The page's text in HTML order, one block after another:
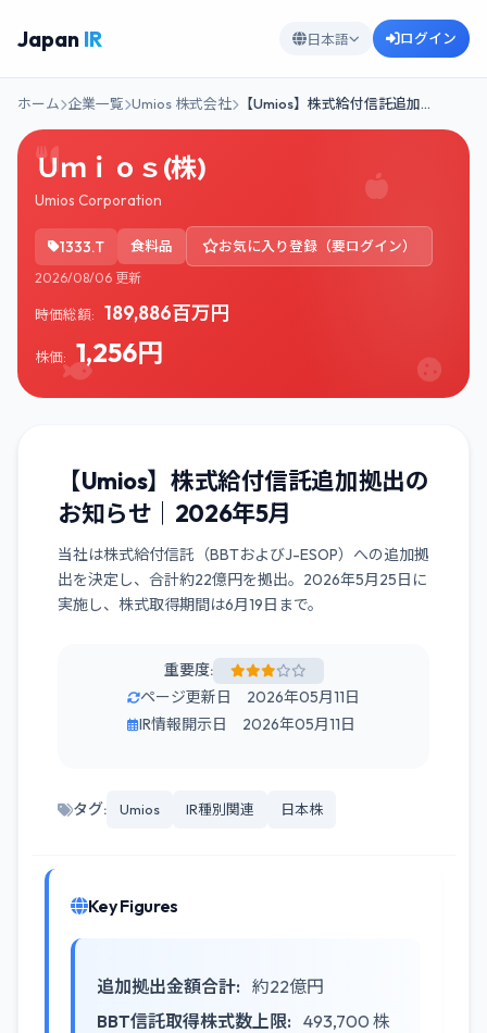
Japan IR 日本語 ログイン
ホーム 企業一覧 Umios 株式会社 【Umios】株式給付信託追加…
Ｕｍｉｏｓ(株)
Umios Corporation
1333.T 食料品 お気に入り登録（要ログイン）
2026/08/06 更新
時価総額: 189,886百万円
株価: 1,256円
【Umios】株式給付信託追加拠出の
お知らせ｜2026年5月
当社は株式給付信託（BBTおよびJ-ESOP）への追加拠
出を決定し、合計約22億円を拠出。2026年5月25日に
実施し、株式取得期間は6月19日まで。
重要度:
ページ更新日 2026年05月11日
IR情報開示日 2026年05月11日
タグ: Umios IR種別関連 日本株
Key Figures
追加拠出金額合計: 約22億円
BBT信託取得株式数上限: 493,700 株